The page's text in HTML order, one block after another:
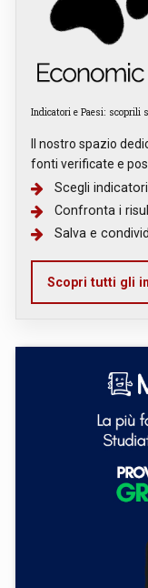
Indicatori e Paesi: scoprili
Il nostro spazio
fonti verificate e
Scegli
Confronta i
Salva e
Scopri tutti gli